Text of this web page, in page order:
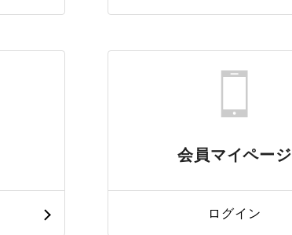
会員マイページ
ログイン